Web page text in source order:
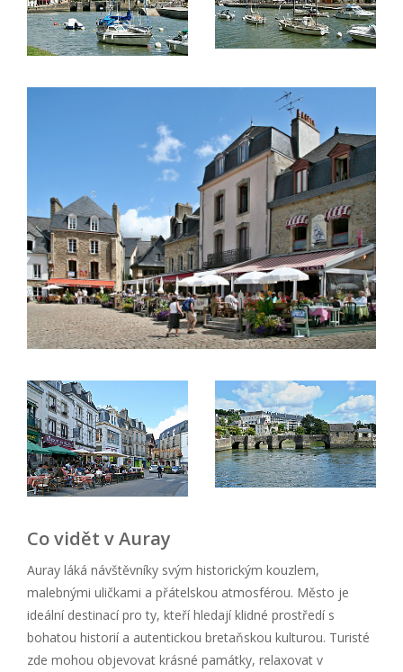
Co vidět v Auray
Auray láká návštěvníky svým historickým kouzlem,
malebnými uličkami a přátelskou atmosférou. Město je
ideální destinací pro ty, kteří hledají klidné prostředí s
bohatou historií a autentickou bretaňskou kulturou. Turisté
zde mohou objevovat krásné památky, relaxovat v